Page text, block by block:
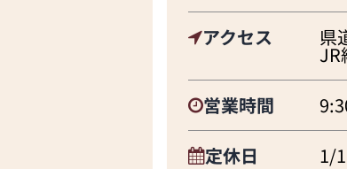
アクセス
県
JR
営業時間
定休日
1/